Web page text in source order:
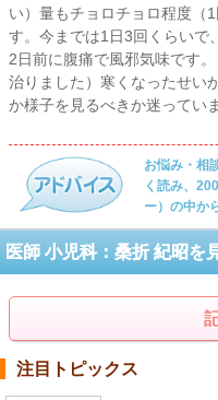
い）量もチョロチョロ程度（
す。今までは1日3回くらいで
2日前に腹痛で風邪気味です
治りました）寒くなったせい
か様子を見るべきか迷っていま
お悩み・相
く読み、
ー）の中か
医師 小児科：桑折 紀昭を
注目トピックス